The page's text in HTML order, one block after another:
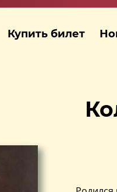
Купить билет